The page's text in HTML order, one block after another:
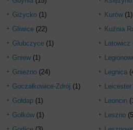
Giżycko (1)
Gliwice (22)
Głubczyce (1)
Gniew (1)
Gniezno (24)
Goczałkowice-Zdrój (1)
Gołdap (1)
Gołków (1)
Kurów (1)
Kuźnia
Latowicz
Legnica
Leicester
Leoncin
Leszno